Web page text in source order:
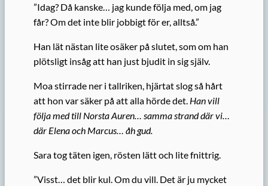
”Idag? Då kanske… jag kunde följa med, om jag
får? Om det inte blir jobbigt för er, alltså.”
Han lät nästan lite osäker på slutet, som om han
plötsligt insåg att han just bjudit in sig själv.
Moa stirrade ner i tallriken, hjärtat slog så hårt
att hon var säker på att alla hörde det. Han vill
följa med till Norsta Auren… samma strand där vi…
där Elena och Marcus… åh gud.
Sara tog täten igen, rösten lätt och lite fnittrig.
”Visst… det blir kul. Om du vill. Det är ju mycket